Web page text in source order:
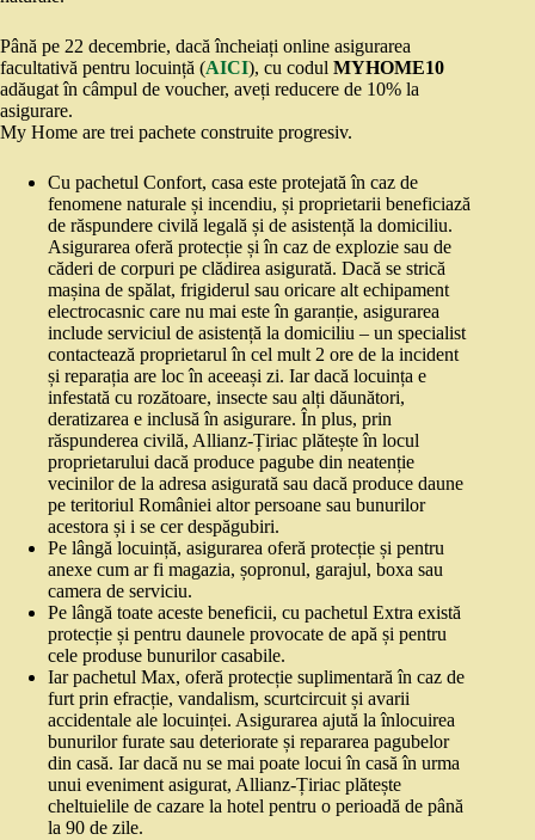
Până pe 22 decembrie, dacă încheiați online asigurarea
facultativă pentru locuință (AICI), cu codul MYHOME10
adăugat în câmpul de voucher, aveți reducere de 10% la
asigurare.
My Home are trei pachete construite progresiv.
Cu pachetul Confort, casa este protejată în caz de
fenomene naturale și incendiu, și proprietarii beneficiază
de răspundere civilă legală și de asistență la domiciliu.
Asigurarea oferă protecție și în caz de explozie sau de
căderi de corpuri pe clădirea asigurată. Dacă se strică
mașina de spălat, frigiderul sau oricare alt echipament
electrocasnic care nu mai este în garanție, asigurarea
include serviciul de asistență la domiciliu – un specialist
contactează proprietarul în cel mult 2 ore de la incident
și reparația are loc în aceeași zi. Iar dacă locuința e
infestată cu rozătoare, insecte sau alți dăunători,
deratizarea e inclusă în asigurare. În plus, prin
răspunderea civilă, Allianz-Țiriac plătește în locul
proprietarului dacă produce pagube din neatenție
vecinilor de la adresa asigurată sau dacă produce daune
pe teritoriul României altor persoane sau bunurilor
acestora și i se cer despăgubiri.
Pe lângă locuință, asigurarea oferă protecție și pentru
anexe cum ar fi magazia, șopronul, garajul, boxa sau
camera de serviciu.
Pe lângă toate aceste beneficii, cu pachetul Extra există
protecție și pentru daunele provocate de apă și pentru
cele produse bunurilor casabile.
Iar pachetul Max, oferă protecție suplimentară în caz de
furt prin efracție, vandalism, scurtcircuit și avarii
accidentale ale locuinței. Asigurarea ajută la înlocuirea
bunurilor furate sau deteriorate și repararea pagubelor
din casă. Iar dacă nu se mai poate locui în casă în urma
unui eveniment asigurat, Allianz-Țiriac plătește
cheltuielile de cazare la hotel pentru o perioadă de până
la 90 de zile.